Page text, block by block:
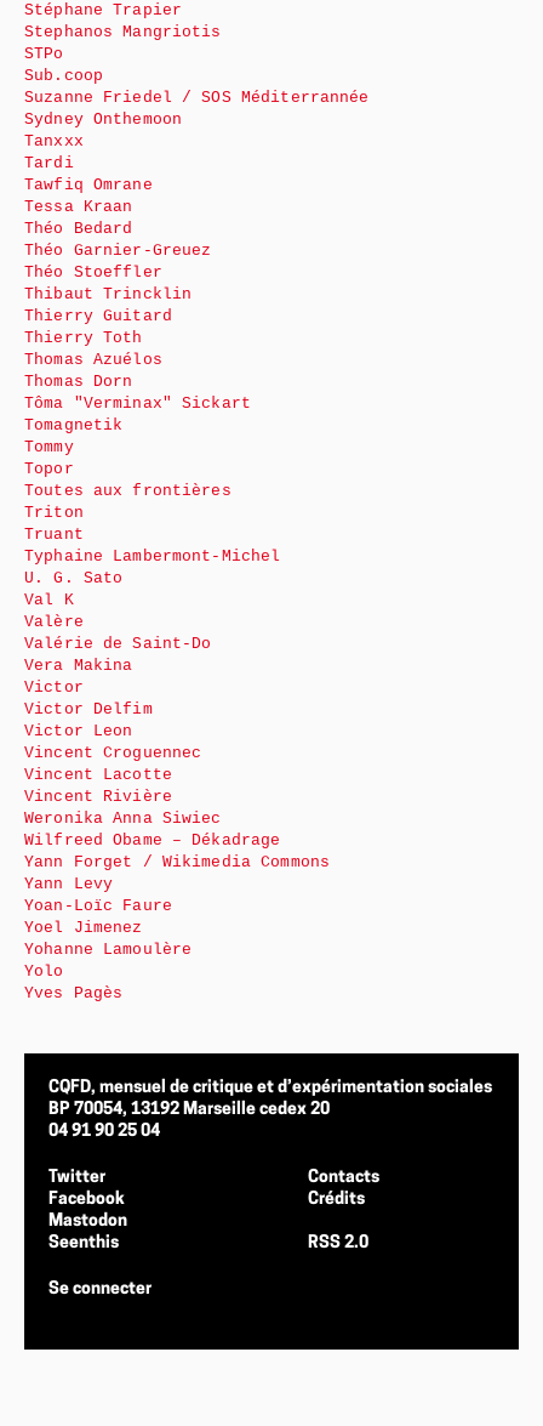
Stéphane Trapier
Stephanos Mangriotis
STPo
Sub.coop
Suzanne Friedel / SOS Méditerrannée
Sydney Onthemoon
Tanxxx
Tardi
Tawfiq Omrane
Tessa Kraan
Théo Bedard
Théo Garnier-Greuez
Théo Stoeffler
Thibaut Trincklin
Thierry Guitard
Thierry Toth
Thomas Azuélos
Thomas Dorn
Tôma "Verminax" Sickart
Tomagnetik
Tommy
Topor
Toutes aux frontières
Triton
Truant
Typhaine Lambermont-Michel
U. G. Sato
Val K
Valère
Valérie de Saint-Do
Vera Makina
Victor
Victor Delfim
Victor Leon
Vincent Croguennec
Vincent Lacotte
Vincent Rivière
Weronika Anna Siwiec
Wilfreed Obame – Dékadrage
Yann Forget / Wikimedia Commons
Yann Levy
Yoan-Loïc Faure
Yoel Jimenez
Yohanne Lamoulère
Yolo
Yves Pagès
CQFD, mensuel de critique et d’expérimentation sociales
BP 70054, 13192 Marseille cedex 20
04 91 90 25 04
Twitter
Facebook
Mastodon
Seenthis
Contacts
Crédits
RSS 2.0
Se connecter